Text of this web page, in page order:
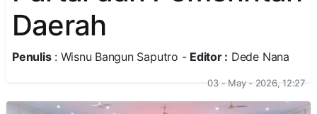
Daerah
Penulis: Wisnu Bangun Saputro - Editor : Dede Nana
03 - May - 2026, 12:27